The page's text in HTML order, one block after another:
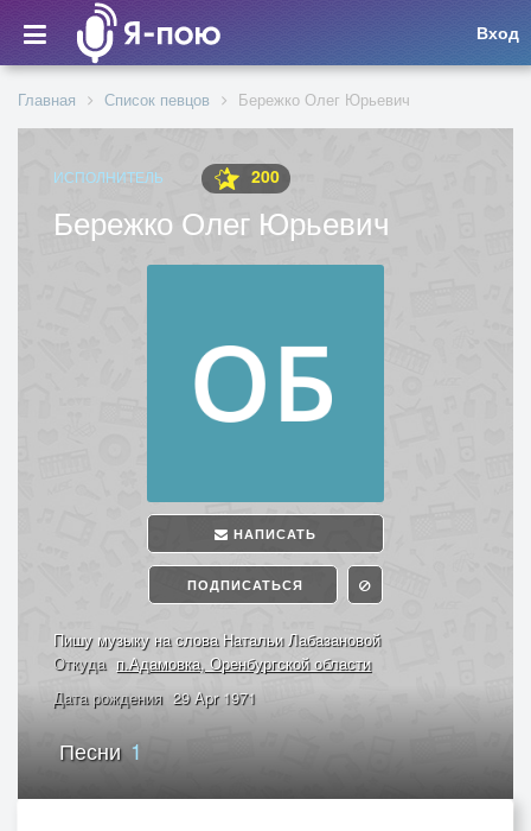
Вход
Главная Список певцов Бережко Олег Юрьевич
ИСПОЛНИТЕЛЬ 200
Бережко Олег Юрьевич
НАПИСАТЬ
ПОДПИСАТЬСЯ
Пишу музыку на слова Натальи Лабазановой
Откуда п.Адамовка, Оренбургской области
Дата рождения 29 Apr 1971
Песни1